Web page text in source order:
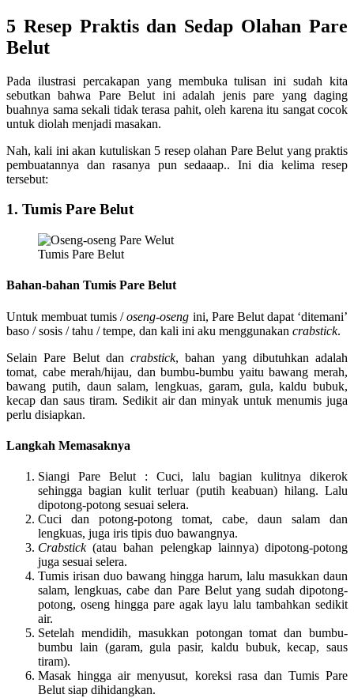
5 Resep Praktis dan Sedap Olahan Pare
Belut
Pada ilustrasi percakapan yang membuka tulisan ini sudah kita
sebutkan bahwa Pare Belut ini adalah jenis pare yang daging
buahnya sama sekali tidak terasa pahit, oleh karena itu sangat cocok
untuk diolah menjadi masakan.
Nah, kali ini akan kutuliskan 5 resep olahan Pare Belut yang praktis
pembuatannya dan rasanya pun sedaaap.. Ini dia kelima resep
tersebut:
1. Tumis Pare Belut
Tumis Pare Belut
Bahan-bahan Tumis Pare Belut
Untuk membuat tumis /oseng-oseng ini, Pare Belut dapat ‘ditemani’
baso / sosis / tahu / tempe, dan kali ini aku menggunakan crabstick.
Selain Pare Belut dan crabstick, bahan yang dibutuhkan adalah
tomat, cabe merah/hijau, dan bumbu-bumbu yaitu bawang merah,
bawang putih, daun salam, lengkuas, garam, gula, kaldu bubuk,
kecap dan saus tiram. Sedikit air dan minyak untuk menumis juga
perlu disiapkan.
Langkah Memasaknya
Siangi Pare Belut : Cuci, lalu bagian kulitnya dikerok
sehingga bagian kulit terluar (putih keabuan) hilang. Lalu
dipotong-potong sesuai selera.
Cuci dan potong-potong tomat, cabe, daun salam dan
lengkuas, juga iris tipis duo bawangnya.
Crabstick(atau bahan pelengkap lainnya) dipotong-potong
juga sesuai selera.
Tumis irisan duo bawang hingga harum, lalu masukkan daun
salam, lengkuas, cabe dan Pare Belut yang sudah dipotong-
potong, oseng hingga pare agak layu lalu tambahkan sedikit
air.
Setelah mendidih, masukkan potongan tomat dan bumbu-
bumbu lain (garam, gula pasir, kaldu bubuk, kecap, saus
tiram).
Masak hingga air menyusut, koreksi rasa dan Tumis Pare
Belut siap dihidangkan.